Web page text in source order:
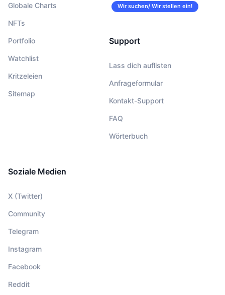
Globale Charts
NFTs
Portfolio
Watchlist
Kritzeleien
Sitemap
Wir suchen/ Wir stellen ein!
Support
Lass dich auflisten
Anfrageformular
Kontakt-Support
FAQ
Wörterbuch
Soziale Medien
X (Twitter)
Community
Telegram
Instagram
Facebook
Reddit